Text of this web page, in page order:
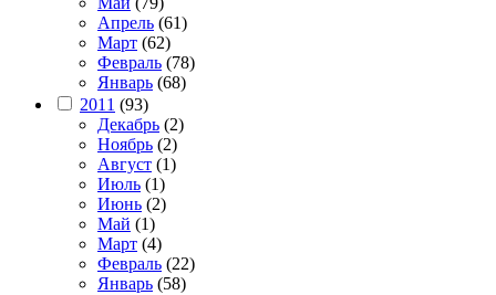
Апрель (61)
Март (62)
Февраль (78)
Январь (68)
2011 (93)
Декабрь (2)
Ноябрь (2)
Август (1)
Июль (1)
Июнь (2)
Май (1)
Март (4)
Февраль (22)
Январь (58)